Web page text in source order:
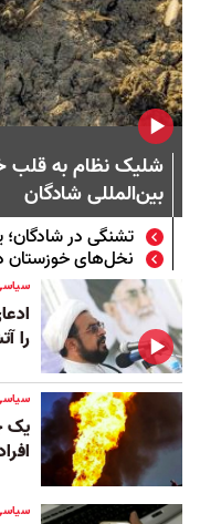
شلیک نظام به قلب
بین‌المللی شادگان
تشنگی در
نخل‌های خوزستان
را
یک